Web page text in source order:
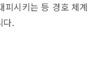
피시키는 등 경호 체계
다.